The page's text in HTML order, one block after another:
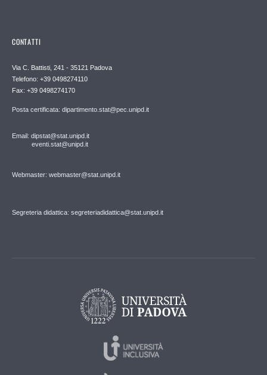
CONTATTI
Via C. Battisti, 241 - 35121 Padova
Telefono: +39 0498274110
Fax: +39 0498274170
Posta certificata: dipartimento.stat@pec.unipd.it
Email: dipstat@stat.unipd.it
eventi.stat@unipd.it
Webmaster: webmaster@stat.unipd.it
Segreteria didattica: segreteriadidattica@stat.unipd.it